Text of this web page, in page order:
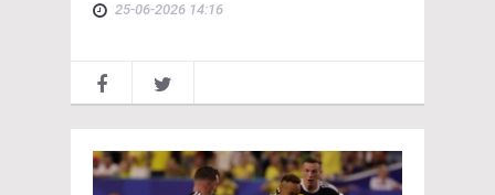
25-06-2026 14:16